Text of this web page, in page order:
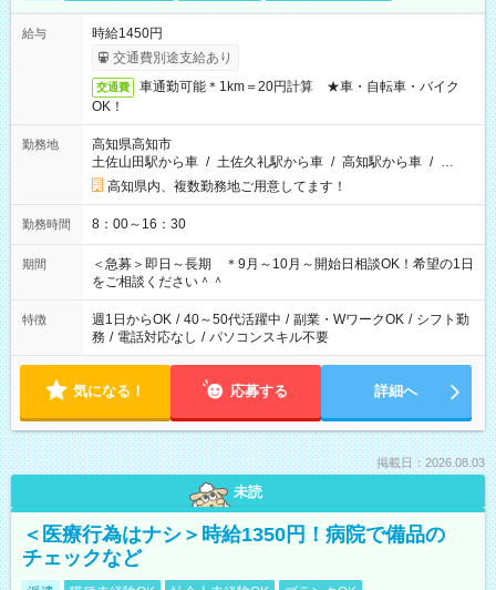
給与
時給1450円
交通費別途支給あり
交通費
車通勤可能＊1km＝20円計算 ★車・自転車・バイク
OK！
勤務地
高知県高知市
土佐山田駅から車 / 土佐久礼駅から車 / 高知駅から車 / …
高知県内、複数勤務地ご用意してます！
勤務時間 8：00～16：30
期間
＜急募＞即日～長期 ＊9月～10月～開始日相談OK！希望の1日
をご相談ください＾＾
特徴 週1日からOK / 40～50代活躍中 / 副業・WワークOK / シフト勤
務 / 電話対応なし / パソコンスキル不要
気になる！ 応募する 詳細へ
掲載日：2026.08.03
未読
＜医療行為はナシ＞時給1350円！病院で備品の
チェックなど